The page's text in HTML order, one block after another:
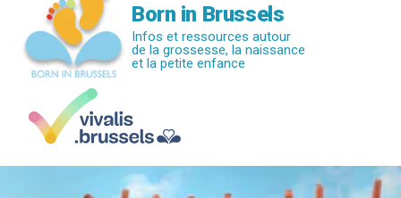
Born in Brussels
Infos et ressources autour
de la grossesse, la naissance
et la petite enfance